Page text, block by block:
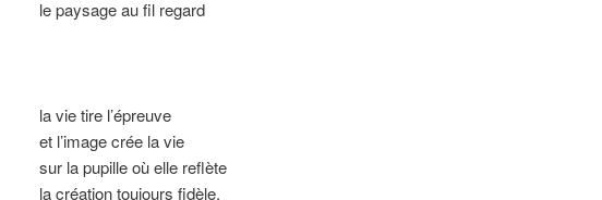
le paysage au fil regard
la vie tire l’épreuve
et l’image crée la vie
sur la pupille où elle reflète
la création toujours fidèle.